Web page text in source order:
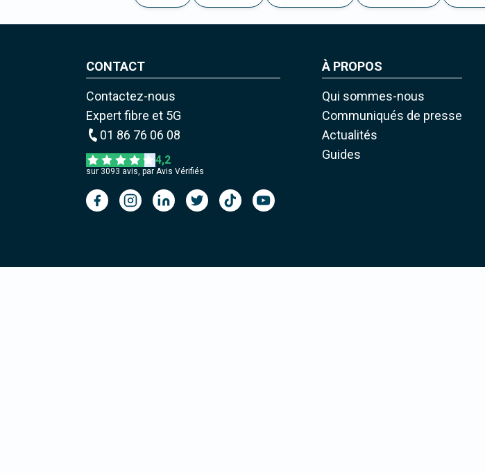
CONTACT
Contactez-nous
Expert fibre et 5G
01 86 76 06 08
4,2
sur 3093 avis, par Avis Vérifiés
À PROPOS
Qui sommes-nous
Communiqués de presse
Actualités
Guides